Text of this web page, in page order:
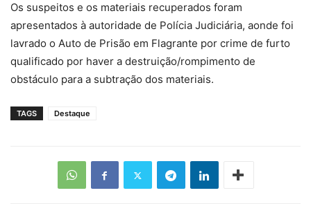
Os suspeitos e os materiais recuperados foram
apresentados à autoridade de Polícia Judiciária, aonde foi
lavrado o Auto de Prisão em Flagrante por crime de furto
qualificado por haver a destruição/rompimento de
obstáculo para a subtração dos materiais.
TAGS Destaque